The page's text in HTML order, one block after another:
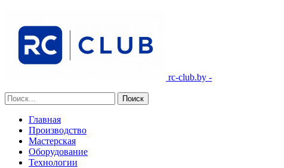
rc-club.by -
Главная
Производство
Мастерская
Оборудование
Технологии